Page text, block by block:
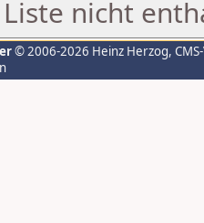
nicht
© 2006-2026 Heinz Herzog,